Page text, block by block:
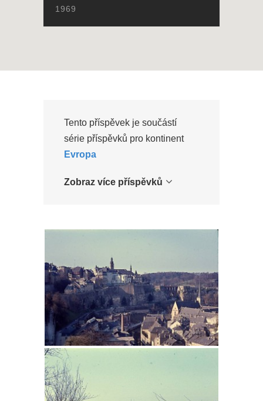
1969
Tento příspěvek je součástí
série příspěvků pro kontinent
Evropa
Zobraz více příspěvků